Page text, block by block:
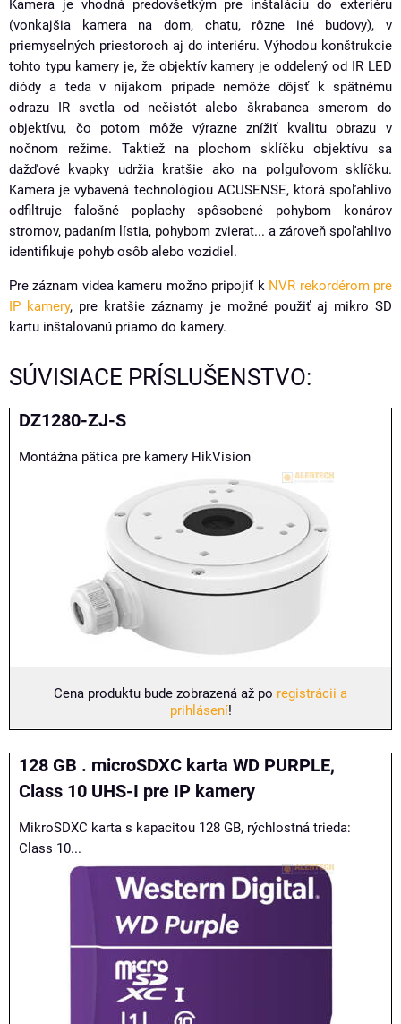
Kamera je vhodná predovšetkým pre inštaláciu do exteriéru
(vonkajšia kamera na dom, chatu, rôzne iné budovy), v
priemyselných priestoroch aj do interiéru. Výhodou konštrukcie
tohto typu kamery je, že objektív kamery je oddelený od IR LED
diódy a teda v nijakom prípade nemôže dôjsť k spätnému
odrazu IR svetla od nečistót alebo škrabanca smerom do
objektívu, čo potom môže výrazne znížiť kvalitu obrazu v
nočnom režime. Taktiež na plochom sklíčku objektívu sa
dažďové kvapky udržia kratšie ako na polguľovom sklíčku.
Kamera je vybavená technológiou ACUSENSE, ktorá spoľahlivo
odfiltruje falošné poplachy spôsobené pohybom konárov
stromov, padaním lístia, pohybom zvierat... a zároveň spoľahlivo
identifikuje pohyb osôb alebo vozidiel.
Pre záznam videa kameru možno pripojiť k NVR rekordérom pre
IP kamery, pre kratšie záznamy je možné použiť aj mikro SD
kartu inštalovanú priamo do kamery.
SÚVISIACE PRÍSLUŠENSTVO:
DZ1280-ZJ-S
Montážna pätica pre kamery HikVision
Cena produktu bude zobrazená až po registrácii a
prihlásení!
128 GB . microSDXC karta WD PURPLE,
Class 10 UHS-I pre IP kamery
MikroSDXC karta s kapacitou 128 GB, rýchlostná trieda:
Class 10...